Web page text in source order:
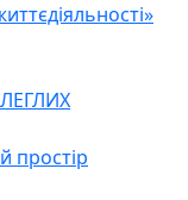
простір